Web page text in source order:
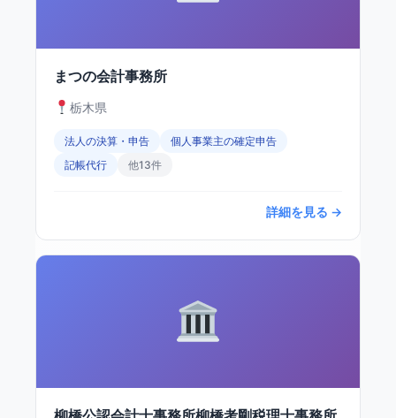
まつの会計事務所
栃木県
法人の決算・申告
個人事業主の確定申告
記帳代行
他13件
詳細を見る →